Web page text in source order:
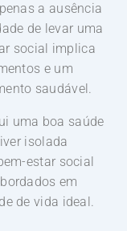
a ausência
de levar uma
social implica
e um
saudável.
uma boa saúde
isolada
estar social
em
de vida ideal.